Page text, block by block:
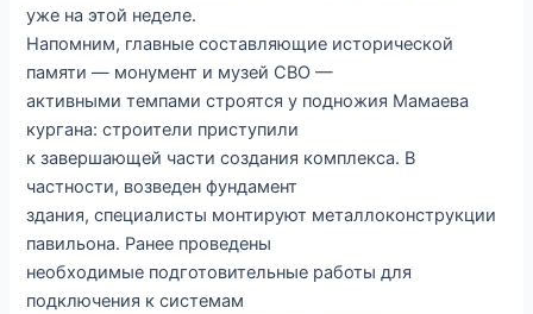
уже на этой неделе.
Напомним, главные составляющие исторической
памяти — монумент и музей СВО —
активными темпами строятся у подножия Мамаева
кургана: строители приступили
к завершающей части создания комплекса. В
частности, возведен фундамент
здания, специалисты монтируют металлоконструкции
павильона. Ранее проведены
необходимые подготовительные работы для
подключения к системам